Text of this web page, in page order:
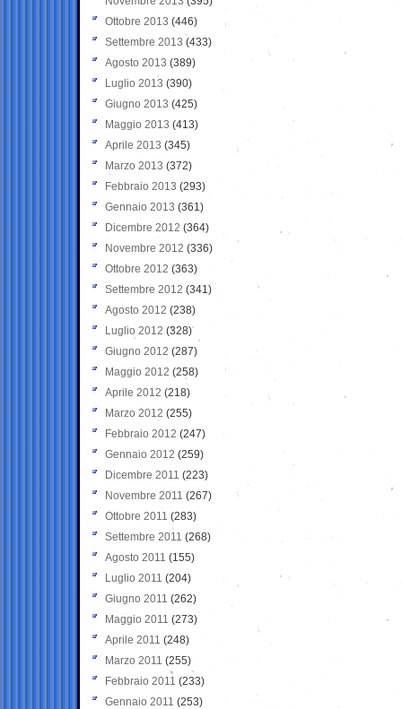
Ottobre 2013 (446)
Settembre 2013 (433)
Agosto 2013 (389)
Luglio 2013 (390)
Giugno 2013 (425)
Maggio 2013 (413)
Aprile 2013 (345)
Marzo 2013 (372)
Febbraio 2013 (293)
Gennaio 2013 (361)
Dicembre 2012 (364)
Novembre 2012 (336)
Ottobre 2012 (363)
Settembre 2012 (341)
Agosto 2012 (238)
Luglio 2012 (328)
Giugno 2012 (287)
Maggio 2012 (258)
Aprile 2012 (218)
Marzo 2012 (255)
Febbraio 2012 (247)
Gennaio 2012 (259)
Dicembre 2011 (223)
Novembre 2011 (267)
Ottobre 2011 (283)
Settembre 2011 (268)
Agosto 2011 (155)
Luglio 2011 (204)
Giugno 2011 (262)
Maggio 2011 (273)
Aprile 2011 (248)
Marzo 2011 (255)
Febbraio 2011 (233)
Gennaio 2011 (253)